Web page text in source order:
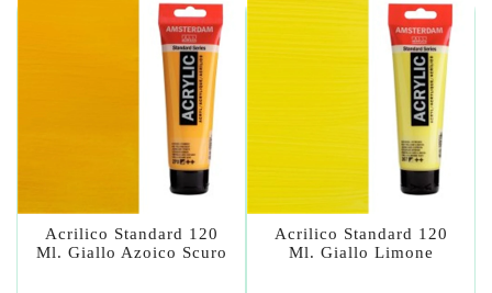
Acrilico Standard 120
Ml. Giallo Azoico Scuro
Acrilico Standard 120
Ml. Giallo Limone